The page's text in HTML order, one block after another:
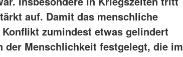
auf. Damit das menschliche
zumindest etwas gelindert
der Menschlichkeit festgelegt, die im